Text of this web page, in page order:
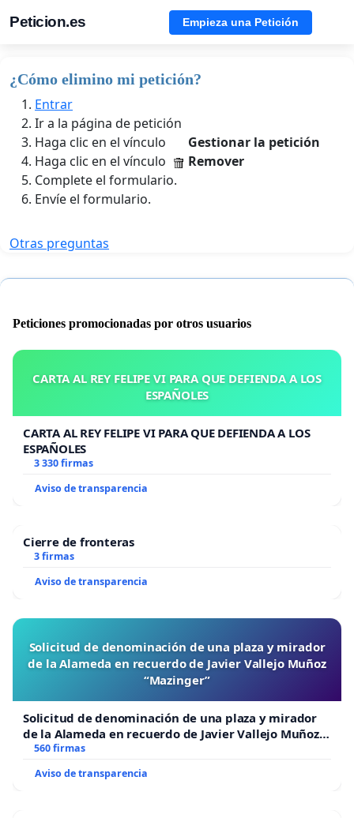
Peticion.es Empieza una Petición
¿Cómo elimino mi petición?
Entrar
Ir a la página de petición
Haga clic en el vínculo
Gestionar la petición
Haga clic en el vínculo
Remover
Complete el formulario.
Envíe el formulario.
Otras preguntas
Peticiones promocionadas por otros usuarios
CARTA AL REY FELIPE VI PARA QUE DEFIENDA A LOS
ESPAÑOLES
CARTA AL REY FELIPE VI PARA QUE DEFIENDA A LOS
ESPAÑOLES
3 330 firmas
Aviso de transparencia
Cierre de fronteras
3 firmas
Aviso de transparencia
Solicitud de denominación de una plaza y mirador
de la Alameda en recuerdo de Javier Vallejo Muñoz
“Mazinger”
Solicitud de denominación de una plaza y mirador
de la Alameda en recuerdo de Javier Vallejo Muñoz
“Mazinger”
560 firmas
Aviso de transparencia